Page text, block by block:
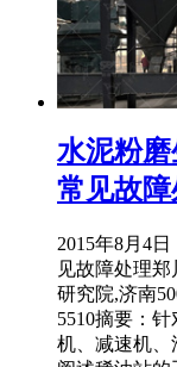
水泥粉
常见故
2015年8月4
见故障处理
研究院,济南
5510摘要：
机、减速机、